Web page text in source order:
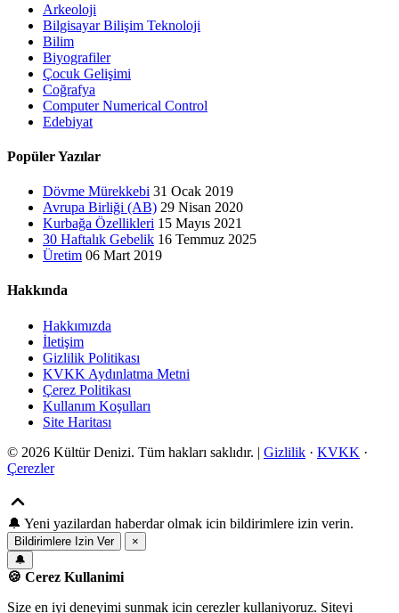
Arkeoloji
Bilgisayar Bilişim Teknoloji
Bilim
Biyografiler
Çocuk Gelişimi
Coğrafya
Computer Numerical Control
Edebiyat
Popüler Yazılar
Dövme Mürekkebi 31 Ocak 2019
Avrupa Birliği (AB) 29 Nisan 2020
Kurbağa Özellikleri 15 Mayıs 2021
30 Haftalık Gebelik 16 Temmuz 2025
Üretim 06 Mart 2019
Hakkında
Hakkımızda
İletişim
Gizlilik Politikası
KVKK Aydınlatma Metni
Çerez Politikası
Kullanım Koşulları
Site Haritası
© 2026 Kültür Denizi. Tüm hakları saklıdır. | Gizlilik · KVKK ·
Çerezler
🔔 Yeni yazilardan haberdar olmak icin bildirimlere izin verin.
Bildirimlere Izin Ver
×
🔔
🍪 Cerez Kullanimi
Size en iyi deneyimi sunmak icin cerezler kullaniyoruz. Siteyi